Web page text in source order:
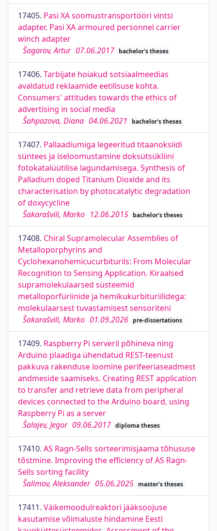
17405. Pasi XA soomustransportööri vintsi
adapter. Pasi XA armoured personnel carrier
winch adapter
Šagarov, Artur 07.06.2017 bachelor's theses
17406. Tarbijate hoiakud sotsiaalmeedias
avaldatud reklaamide eetilisuse kohta.
Consumers' attitudes towards the ethics of
advertising in social media
Šahpazova, Diana 04.06.2021 bachelor's theses
17407. Pallaadiumiga legeeritud titaanoksiidi
süntees ja iseloomustamine doksütsükliini
fotokatalüütilise lagundamisega. Synthesis of
Palladium doped Titanium Dioxide and its
characterisation by photocatalytic degradation
of doxycycline
Šakarašvili, Marko 12.06.2015 bachelor's theses
17408. Chiral Supramolecular Assemblies of
Metalloporphyrins and
Cyclohexanohemicucurbiturils: From Molecular
Recognition to Sensing Application. Kiraalsed
supramolekulaarsed süsteemid
metalloporfüriinide ja hemikukurbituriilidega:
molekulaarsest tuvastamisest sensoriteni
Šakarašvili, Marko 01.09.2026 pre-dissertations
17409. Raspberry Pi serveril põhineva ning
Arduino plaadiga ühendatud REST-teenust
pakkuva rakenduse loomine perifeeriaseadmest
andmeside saamiseks. Creating REST application
to transfer and retrieve data from peripheral
devices connected to the Arduino board, using
Raspberry Pi as a server
Šalajev, Jegor 09.06.2017 diploma theses
17410. AS Ragn-Sells sorteerimisjaama tõhususe
tõstmine. Improving the efficiency of AS Ragn-
Sells sorting facility
Šalimov, Aleksander 05.06.2025 master's theses
17411. Väikemoodulreaktori jääksoojuse
kasutamise võimaluste hindamine Eesti